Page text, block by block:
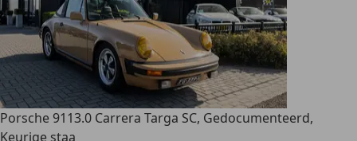
Porsche 9113.0 Carrera Targa SC, Gedocumenteerd,
Keurige staa